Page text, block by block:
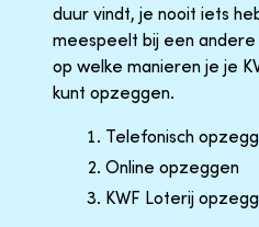
duur vindt, je nooit iets
meespeelt bij een
op welke manieren je je
kunt opzeggen.
Telefonisch
Online opzeggen
KWF Loterij